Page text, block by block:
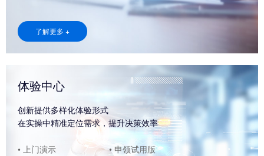
了解更多 +
体验中心
创新提供多样化体验形式
在实操中精准定位需求，提升决策效率
• 上门演示
• 申领试用版